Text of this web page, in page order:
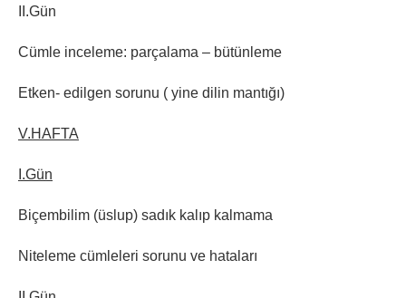
II.Gün
Cümle inceleme: parçalama – bütünleme
Etken- edilgen sorunu ( yine dilin mantığı)
V.HAFTA
I.Gün
Biçembilim (üslup) sadık kalıp kalmama
Niteleme cümleleri sorunu ve hataları